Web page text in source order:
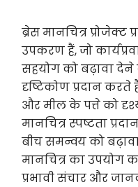
ब्रेस मानचित्र
उपकरण हैं, जो
सहयोग को बढ़ावा
दृष्टिकोण प्रदान करते
और मील के पत्ते को
मानचित्र स्पष्टता
बीच समन्वय को
मानचित्र का उपयोग
प्रभावी संचार और